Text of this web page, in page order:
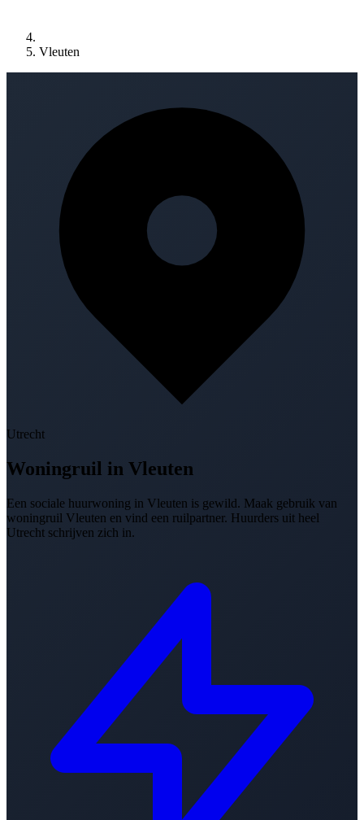
Vleuten
Utrecht
Woningruil in Vleuten
Een sociale huurwoning in Vleuten is gewild. Maak gebruik van
woningruil Vleuten en vind een ruilpartner. Huurders uit heel
Utrecht schrijven zich in.